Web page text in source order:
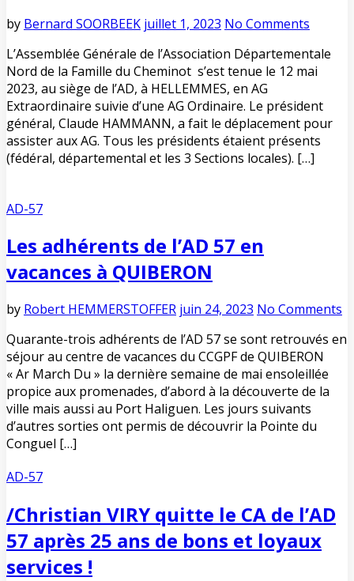
by Bernard SOORBEEK juillet 1, 2023 No Comments
L’Assemblée Générale de l’Association Départementale
Nord de la Famille du Cheminot s’est tenue le 12 mai
2023, au siège de l’AD, à HELLEMMES, en AG
Extraordinaire suivie d’une AG Ordinaire. Le président
général, Claude HAMMANN, a fait le déplacement pour
assister aux AG. Tous les présidents étaient présents
(fédéral, départemental et les 3 Sections locales). […]
AD-57
Les adhérents de l’AD 57 en
vacances à QUIBERON
by Robert HEMMERSTOFFER juin 24, 2023 No Comments
Quarante-trois adhérents de l’AD 57 se sont retrouvés en
séjour au centre de vacances du CCGPF de QUIBERON
« Ar March Du » la dernière semaine de mai ensoleillée
propice aux promenades, d’abord à la découverte de la
ville mais aussi au Port Haliguen. Les jours suivants
d’autres sorties ont permis de découvrir la Pointe du
Conguel […]
AD-57
/Christian VIRY quitte le CA de l’AD
57 après 25 ans de bons et loyaux
services !